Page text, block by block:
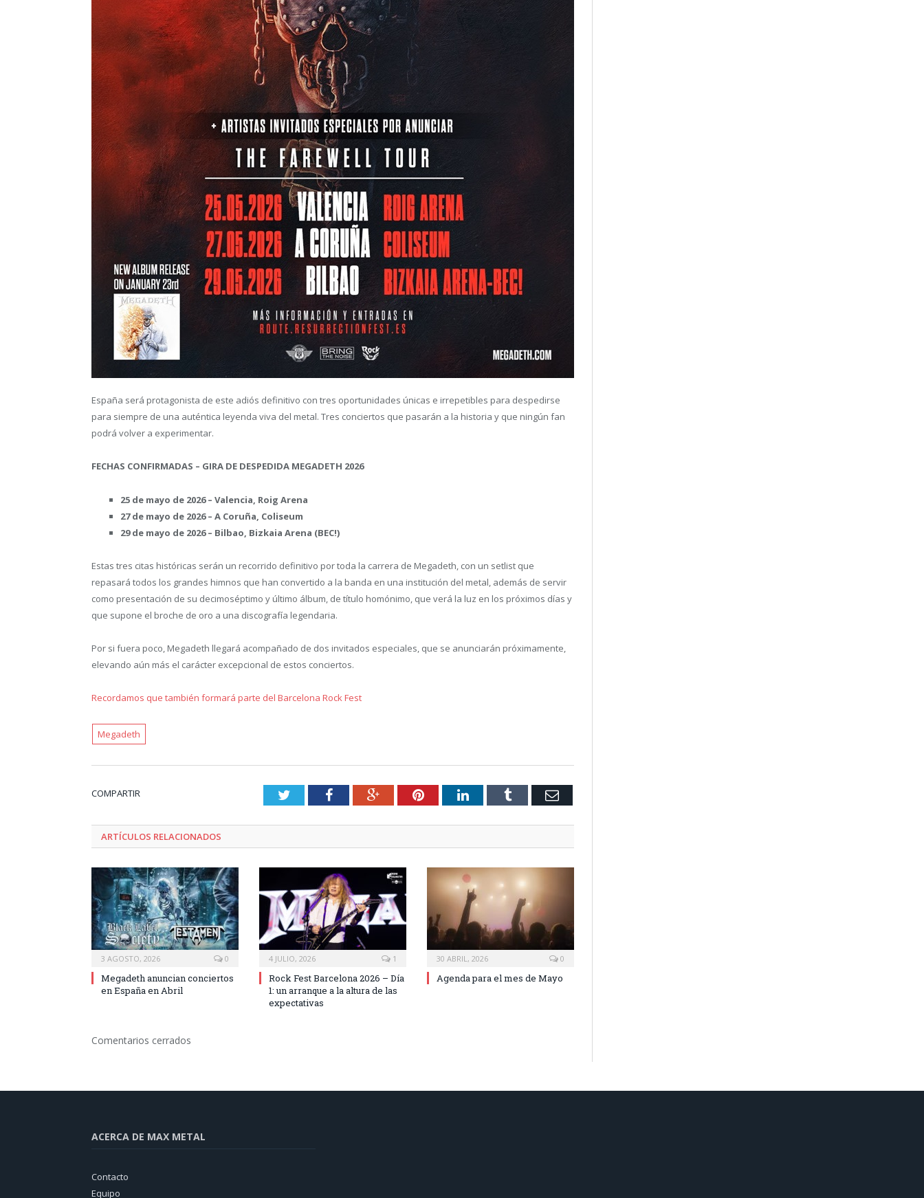
España será protagonista de este adiós definitivo con tres oportunidades únicas e irrepetibles para despedirse
para siempre de una auténtica leyenda viva del metal. Tres conciertos que pasarán a la historia y que ningún fan
podrá volver a experimentar.
FECHAS CONFIRMADAS – GIRA DE DESPEDIDA MEGADETH 2026
25 de mayo de 2026 – Valencia, Roig Arena
27 de mayo de 2026 – A Coruña, Coliseum
29 de mayo de 2026 – Bilbao, Bizkaia Arena (BEC!)
Estas tres citas históricas serán un recorrido definitivo por toda la carrera de Megadeth, con un setlist que
repasará todos los grandes himnos que han convertido a la banda en una institución del metal, además de servir
como presentación de su decimoséptimo y último álbum, de título homónimo, que verá la luz en los próximos días y
que supone el broche de oro a una discografía legendaria.
Por si fuera poco, Megadeth llegará acompañado de dos invitados especiales, que se anunciarán próximamente,
elevando aún más el carácter excepcional de estos conciertos.
Recordamos que también formará parte del Barcelona Rock Fest
Megadeth
COMPARTIR TwitterFacebookGoogle+PinterestLinkedInTumblr Email
ARTÍCULOS RELACIONADOS
3 AGOSTO, 2026 0
Megadeth anuncian conciertos
en España en Abril
4 JULIO, 2026 1
Rock Fest Barcelona 2026 – Día
1: un arranque a la altura de las
expectativas
30 ABRIL, 2026 0
Agenda para el mes de Mayo
Comentarios cerrados
ACERCA DE MAX METAL
Contacto
Equipo